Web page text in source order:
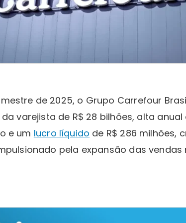
de 2025, o Grupo Carrefour
varejista de R$ 28 bilhões, alta anual
e um lucro líquido de R$ 286 milhões,
pela expansão das